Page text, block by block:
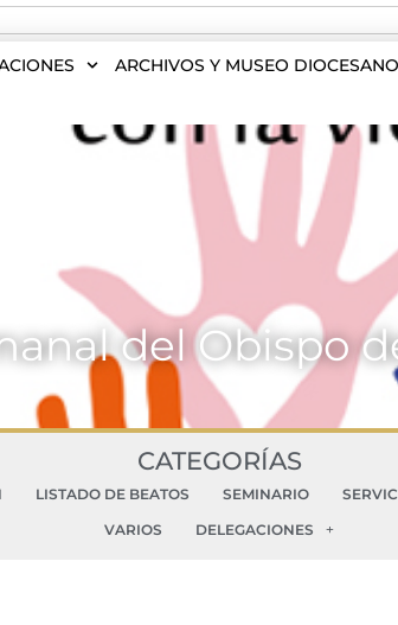
ARCHIVOS Y MUSEO DIOCESANO
del Obispo
CATEGORÍAS
LISTADO DE BEATOS SEMINARIO
VARIOS
DELEGACIONES